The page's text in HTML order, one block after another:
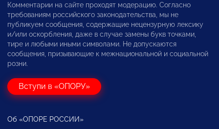
Комментарии на сайте проходят модерацию. Согласно
требованиям российского законодательства, мы не
публикуем сообщения, содержащие нецензурную лексику
и/или оскорбления, даже в случае замены букв точками,
тире и любыми иными символами. Не допускаются
сообщения, призывающие к межнациональной и социальной
розни.
Вступи в «ОПОРУ»
Об «ОПОРЕ РОССИИ»